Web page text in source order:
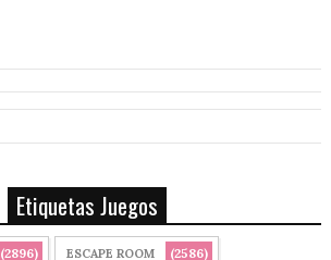
Etiquetas Juegos
(2896) ESCAPE ROOM (2586)